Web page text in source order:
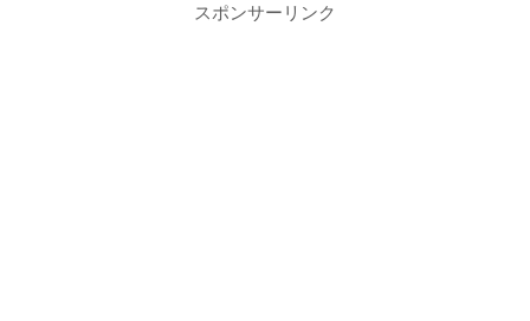
スポンサーリンク